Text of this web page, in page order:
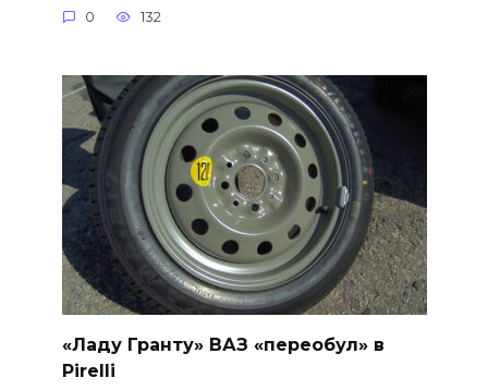
0 132
«Ладу Гранту» ВАЗ «переобул» в
Pirelli